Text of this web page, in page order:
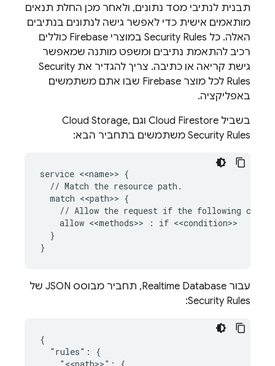
תבנית לנתיבי מסד נתונים, ולאחר מכן החלת תנאים
מותאמים אישית כדי לאפשר גישה לנתונים בנתיבים
האלה. כל Security Rules
במוצרי Firebase כוללים
רכיב להתאמת נתיבים ומשפט מותנה שמאפשר
גישת קריאה או כתיבה. צריך להגדיר את Security
Rules
לכל מוצר Firebase שבו אתם משתמשים
באפליקציה.
בשביל Cloud Firestore וגם Cloud Storage,
Security Rules משתמשים בתחביר הבא:
service <<name>> {
  // Match the resource path.
  match <<path>> {
// Allow the request if the following
    allow <<methods>> : if <<condition>>
  }
עבור Realtime Database, תחביר מבוסס JSON של
Security Rules
:
{
  "rules": {